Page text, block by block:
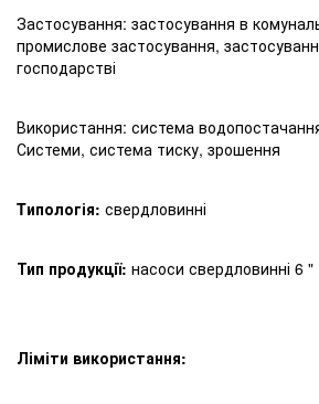
Застосування: застосування в
промислове застосування,
господарстві
Використання: система
Системи, система тиску, зрошення
Tипологія: свердловинні
Тип продукції: насоси свердловинні 6 "
Ліміти використання: